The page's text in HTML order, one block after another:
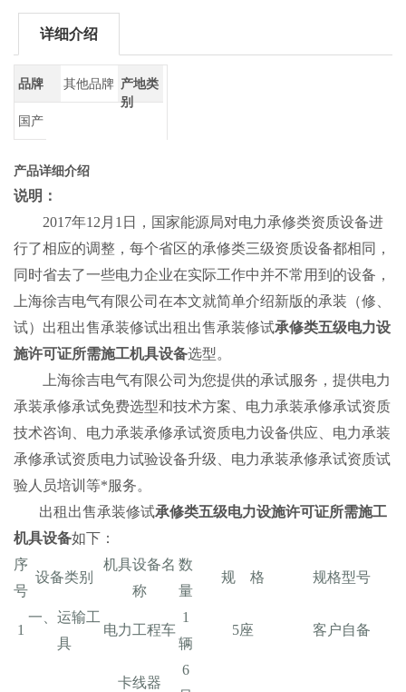
详细介绍
品牌 其他品牌 产地类
别
国产
产品详细介绍
说明：
2017年12月1日，国家能源局对电力承修类资质设备进
行了相应的调整，每个省区的承修类三级资质设备都相同，
同时省去了一些电力企业在实际工作中并不常用到的设备，
上海徐吉电气有限公司在本文就简单介绍新版的承装（修、
试）出租出售承装修试出租出售承装修试承修类五级电力设
施许可证所需施工机具设备选型。
上海徐吉电气有限公司为您提供的承试服务，提供电力
承装承修承试免费选型和技术方案、电力承装承修承试资质
技术咨询、电力承装承修承试资质电力设备供应、电力承装
承修承试资质电力试验设备升级、电力承装承修承试资质试
验人员培训等*服务。
出租出售承装修试承修类五级电力设施许可证所需施工
机具设备如下：
序
号
设备类别
机具设备名
称
数
量
规 格 规格型号
1
一、运输工
具
电力工程车
1
辆
5座 客户自备
卡线器
6